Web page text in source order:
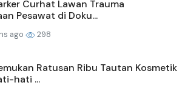
Curhat Lawan Trauma
Pesawat di Doku...
ago 298
Ratusan Ribu Tautan Kosmetik
hati ...